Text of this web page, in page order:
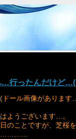
…行ったんだけど
ール画像がありま
ようございます…。
のことですが、芝桜
…………